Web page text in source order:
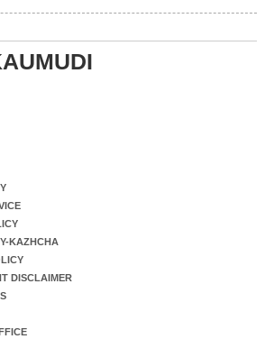
ജീവന് വേണ്ടിയായി ഓട്ടം.
വാത്തുരുത്തിയിൽ
നിന്നുള്ള കാഴ്ച
KAZHCHA
DISCLAIMER